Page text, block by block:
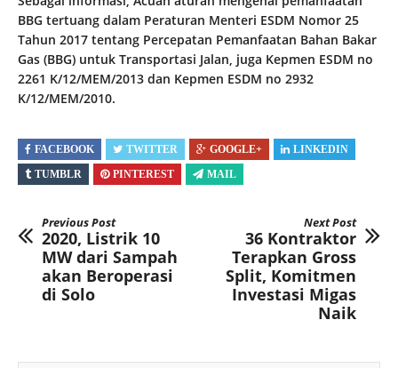
BBG tertuang dalam Peraturan Menteri ESDM Nomor 25
Tahun 2017 tentang Percepatan Pemanfaatan Bahan Bakar
Gas (BBG) untuk Transportasi Jalan, juga Kepmen ESDM no
2261 K/12/MEM/2013 dan Kepmen ESDM no 2932
K/12/MEM/2010.
FACEBOOK TWITTER GOOGLE+
LINKEDIN
TUMBLR
PINTEREST MAIL
Previous Post
2020, Listrik 10
MW dari Sampah
akan Beroperasi
di Solo
Next Post
36 Kontraktor
Terapkan Gross
Split, Komitmen
Investasi Migas
Naik